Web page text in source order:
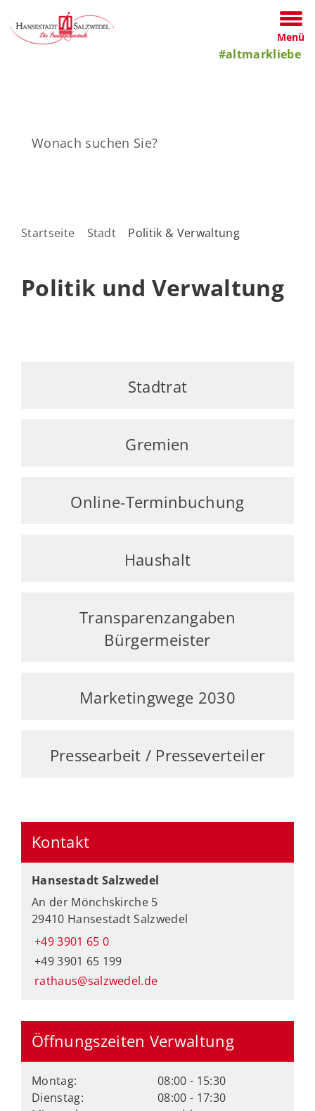
Menü
#altmarkliebe
Startseite Stadt Politik & Verwaltung
Politik und Verwaltung
Stadtrat
Gremien
Online-Terminbuchung
Haushalt
Transparenzangaben
Bürgermeister
Marketingwege 2030
Pressearbeit / Presseverteiler
Kontakt
Hansestadt Salzwedel
An der Mönchskirche 5
29410 Hansestadt Salzwedel
+49 3901 65 0
+49 3901 65 199
rathaus@salzwedel.de
Öffnungszeiten Verwaltung
Montag:
08:00 - 15:30
Dienstag:
08:00 - 17:30